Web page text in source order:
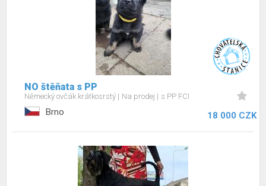
NO štěňata s PP
Německý ovčák krátkosrstý Na prodej s PP FCI
Brno 18 000 CZK